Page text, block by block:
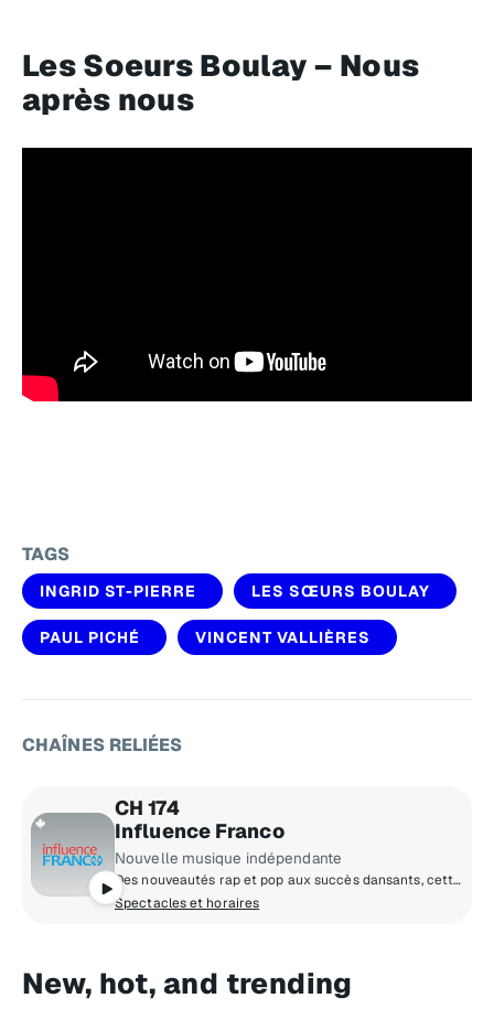
Les Soeurs Boulay – Nous
après nous
TAGS
INGRID ST-PIERRE LES SŒURS BOULAY
PAUL PICHÉ VINCENT VALLIÈRES
CHAÎNES RELIÉES
CH 174
Influence Franco
Nouvelle musique indépendante
Des nouveautés rap et pop aux succès dansants, cette chaîne est la référence en matière de pop urbaine francophone.
Spectacles et horaires
New, hot, and trending